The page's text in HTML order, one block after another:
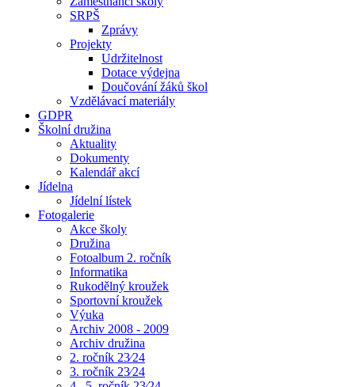
SRPŠ
Zprávy
Projekty
Udržitelnost
Dotace výdejna
Doučování žáků škol
Vzdělávací materiály
GDPR
Školní družina
Aktuality
Dokumenty
Kalendář akcí
Jídelna
Jídelní lístek
Fotogalerie
Akce školy
Družina
Fotoalbum 2. ročník
Informatika
Rukodělný kroužek
Sportovní kroužek
Výuka
Archiv 2008 - 2009
Archiv družina
2. ročník 23⁄24
3. ročník 23⁄24